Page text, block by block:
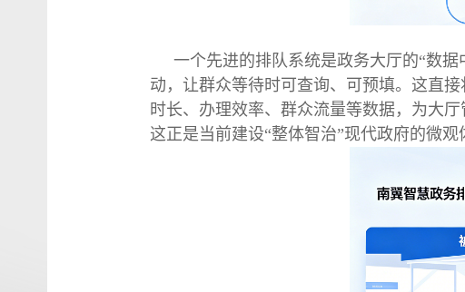
一个先进的排队系统是政务大厅的“数
动，让群众等待时可查询、可预填。这直
时长、办理效率、群众流量等数据，为大
这正是当前建设“整体智治”现代政府的微观